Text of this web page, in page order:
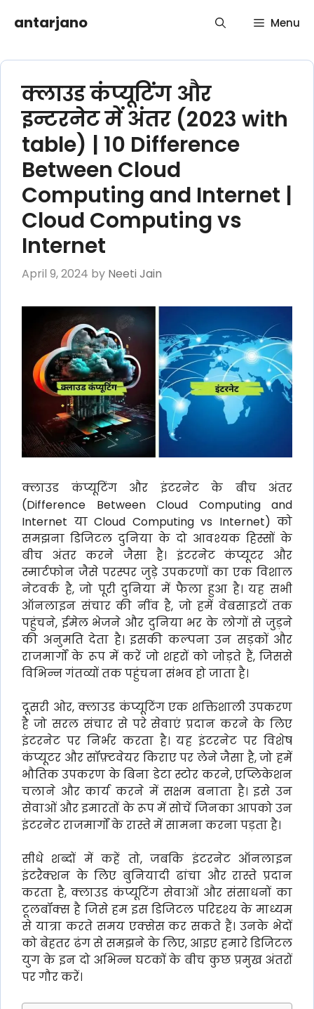
antarjano Menu
क्लाउड कंप्यूटिंग और
इन्टरनेट में अंतर (2023 with
table) | 10 Difference
Between Cloud
Computing and Internet |
Cloud Computing vs
Internet
April 9, 2024 by Neeti Jain
क्लाउड कंप्यूटिंग और इंटरनेट के बीच अंतर
(Difference Between Cloud Computing and
Internet या Cloud Computing vs Internet) को
समझना डिजिटल दुनिया के दो आवश्यक हिस्सों के
बीच अंतर करने जैसा है। इंटरनेट कंप्यूटर और
स्मार्टफोन जैसे परस्पर जुड़े उपकरणों का एक विशाल
नेटवर्क है, जो पूरी दुनिया में फैला हुआ है। यह सभी
ऑनलाइन संचार की नींव है, जो हमें वेबसाइटों तक
पहुंचने, ईमेल भेजने और दुनिया भर के लोगों से जुड़ने
की अनुमति देता है। इसकी कल्पना उन सड़कों और
राजमार्गों के रूप में करें जो शहरों को जोड़ते हैं, जिससे
विभिन्न गंतव्यों तक पहुंचना संभव हो जाता है।
दूसरी ओर, क्लाउड कंप्यूटिंग एक शक्तिशाली उपकरण
है जो सरल संचार से परे सेवाएं प्रदान करने के लिए
इंटरनेट पर निर्भर करता है। यह इंटरनेट पर विशेष
कंप्यूटर और सॉफ़्टवेयर किराए पर लेने जैसा है, जो हमें
भौतिक उपकरण के बिना डेटा स्टोर करने, एप्लिकेशन
चलाने और कार्य करने में सक्षम बनाता है। इसे उन
सेवाओं और इमारतों के रूप में सोचें जिनका आपको उन
इंटरनेट राजमार्गों के रास्ते में सामना करना पड़ता है।
सीधे शब्दों में कहें तो, जबकि इंटरनेट ऑनलाइन
इंटरैक्शन के लिए बुनियादी ढांचा और रास्ते प्रदान
करता है, क्लाउड कंप्यूटिंग सेवाओं और संसाधनों का
टूलबॉक्स है जिसे हम इस डिजिटल परिदृश्य के माध्यम
से यात्रा करते समय एक्सेस कर सकते हैं। उनके भेदों
को बेहतर ढंग से समझने के लिए, आइए हमारे डिजिटल
युग के इन दो अभिन्न घटकों के बीच कुछ प्रमुख अंतरों
पर गौर करें।